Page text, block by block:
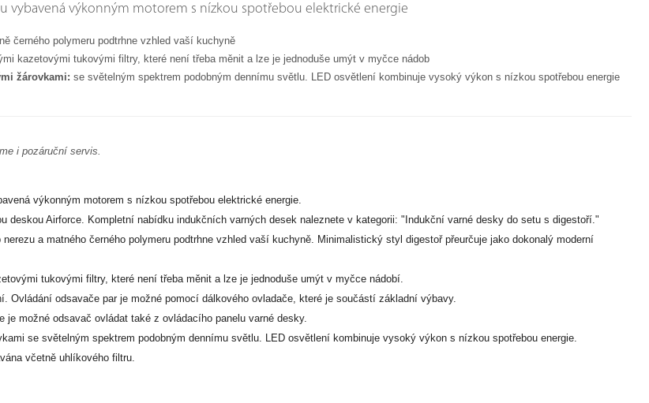
vybavená výkonným motorem s nízkou spotřebou elektrické energie
černého polymeru podtrhne vzhled vaší kuchyně
kazetovými tukovými filtry, které není třeba měnit a lze je jednoduše umýt v myčce nádob
žárovkami: se světelným spektrem podobným dennímu světlu. LED osvětlení kombinuje vysoký výkon s nízkou spotřebou energie
i pozáruční servis.
výkonným motorem s nízkou spotřebou elektrické energie.
deskou Airforce. Kompletní nabídku indukčních varných desek naleznete v kategorii: "Indukční varné desky do setu s digestoří."
a matného černého polymeru podtrhne vzhled vaší kuchyně. Minimalistický styl digestoř přeurčuje jako dokonalý moderní
tukovými filtry, které není třeba měnit a lze je jednoduše umýt v myčce nádobí.
Ovládání odsavače par je možné pomocí dálkového ovladače, které je součástí základní výbavy.
možné odsavač ovládat také z ovládacího panelu varné desky.
se světelným spektrem podobným dennímu světlu. LED osvětlení kombinuje vysoký výkon s nízkou spotřebou energie.
včetně uhlíkového filtru.